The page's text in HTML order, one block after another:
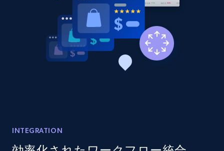
375+ 今すぐ始める
Amazon products global dataset - Collect
products from Brands URLs
2.1K+
INTEGRATION